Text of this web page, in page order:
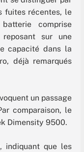
fuites récentes, le
comprise
sur une
capacité dans la
déjà remarqués
un passage
comparaison, le
Dimensity 9500.
indiquant que les